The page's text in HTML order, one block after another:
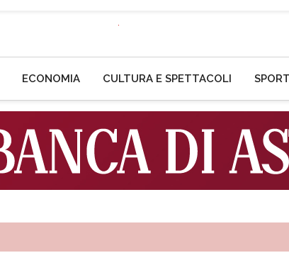
ECONOMIA CULTURA E SPETTACOLI SPORT